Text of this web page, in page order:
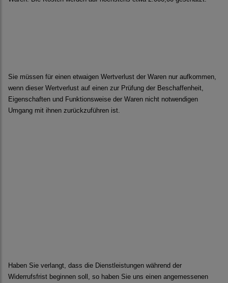
Sie müssen für einen etwaigen Wertverlust der Waren nur aufkommen,
wenn dieser Wertverlust auf einen zur Prüfung der Beschaffenheit,
Eigenschaften und Funktionsweise der Waren nicht notwendigen
Umgang mit ihnen zurückzuführen ist.
Haben Sie verlangt, dass die Dienstleistungen während der
Widerrufsfrist beginnen soll, so haben Sie uns einen angemessenen